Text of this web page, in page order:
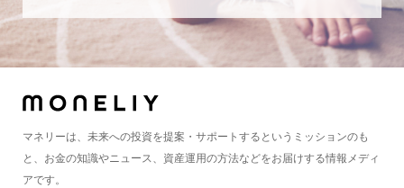
マネリーは、未来への投資を提案・サポートするというミッションのも
と、お金の知識やニュース、資産運用の方法などをお届けする情報メディ
アです。